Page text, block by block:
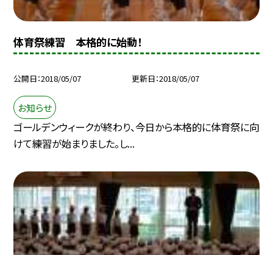
体育祭練習 本格的に始動！
公開日 2018/05/07 更新日 2018/05/07
お知らせ
ゴールデンウィークが終わり、今日から本格的に体育祭に向
けて練習が始まりました。し...